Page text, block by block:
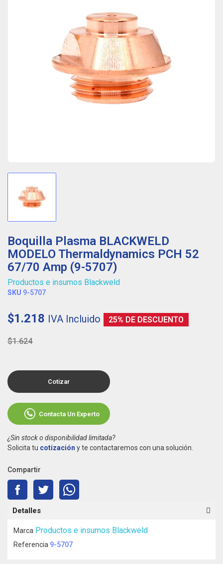
Boquilla Plasma BLACKWELD
MODELO Thermaldynamics PCH 52
67/70 Amp (9-5707)
Productos e insumos Blackweld
SKU 9-5707
$1.218 IVA Incluido 25% DE DESCUENTO
$1.624
Cotizar
Contacta Un Experto
¿Sin stock o disponibilidad limitada?
Solicita tu cotización y te contactaremos con una solución.
Compartir
Detalles
Marca Productos e insumos Blackweld
Referencia 9-5707